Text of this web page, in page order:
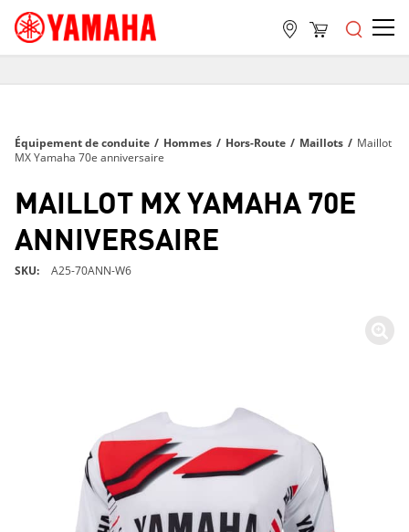
SUR TOUTES LES COMMANDES DE PLUS DE 99 $
SUR TOUTES LES COMMANDES DE PLUS DE 99 $
Équipement de conduite / Hommes / Hors-Route / Maillots / Maillot
MX Yamaha 70e anniversaire
MAILLOT MX YAMAHA 70E
ANNIVERSAIRE
SKU A25-70ANN-W6